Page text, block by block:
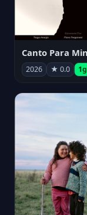
2026 ★ 0.0 1g